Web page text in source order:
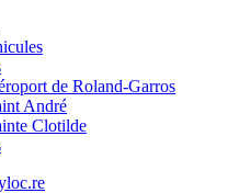
de Roland-Garros
André
Clotilde